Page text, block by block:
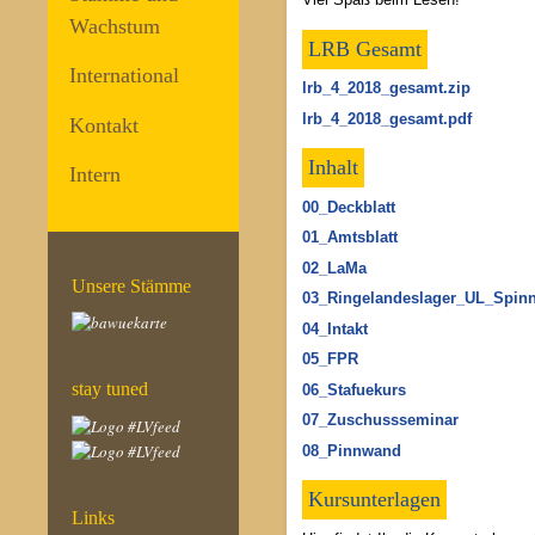
Wachstum
International
Kontakt
Intern
Unsere Stämme
stay tuned
Links
LRB Gesamt
lrb_4_2018_gesamt.zip
lrb_4_2018_gesamt.pdf
Inhalt
00_Deckblatt
01_Amtsblatt
02_LaMa
04_Intakt
05_FPR
06_Stafuekurs
07_Zuschussseminar
08_Pinnwand
Kursunterlagen